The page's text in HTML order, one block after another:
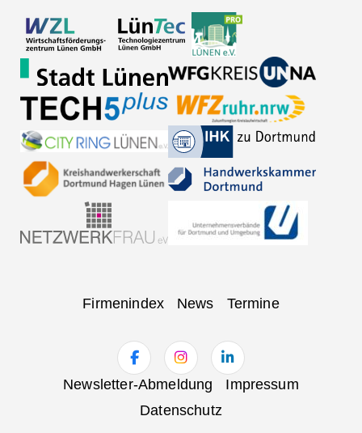
Firmenindex News Termine
NavigationNewsletter-Abmeldung
Impressum
Datenschutz